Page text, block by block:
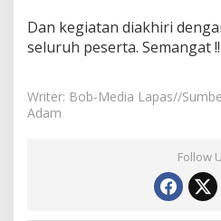
Dan kegiatan diakhiri
seluruh peserta. Semangat !!
Writer: Bob-Media Lapas//
Adam
Follow